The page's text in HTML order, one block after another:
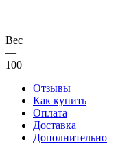
Вес
—
100
Отзывы
Как купить
Оплата
Доставка
Дополнительно